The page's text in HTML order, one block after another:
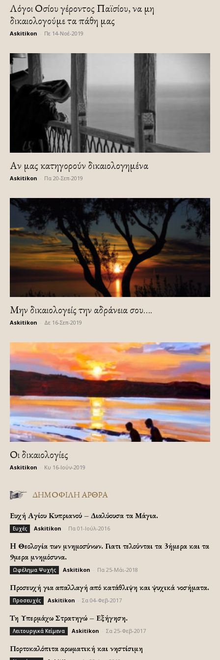
Λόγοι Οσίου γέροντος Παϊσίου, να μη
δικαιολογούμε τα πάθη μας
Askitikon Πε 14-Νοέ-2019
Αν μας κατηγορούν δικαιολογημένα
Askitikon Πα 20-Σεπ-2019
Μην δικαιολογείς την αδράνεια σου….
Askitikon Δε 16-Σεπ-2019
Οι δικαιολογίες
Askitikon Κυ 16-Ιούν-2019
ΔΗΜΟΦΙΛΗ ΑΡΘΡΑ
Ευχή Αγίου Κυπριανού – Διαλύουσα τα Μάγια.
Ευχές Askitikon Πα 01-Ιούλ-2016
H Θεολογία των μνημοσύνων. Γιατι τελούνται τα 3ήμερα και τα
9μερα μνημόσυνα.
Ωφέλημα Ψυχής Askitikon Πα 25-Μάι-2018
Προσευχή για απαλλαγή από κατάθλιψη και ψυχικά νοσήματα.
Προσευχές Askitikon Σα 04-Φεβ-2017
Τη Υπερμάχω Στρατηγώ – Εξήγηση.
Λειτουργικά Κείμενα Askitikon Σα 25-Φεβ-2017
Πορτοκαλόπιτα αρωματική και νηστίσιμη